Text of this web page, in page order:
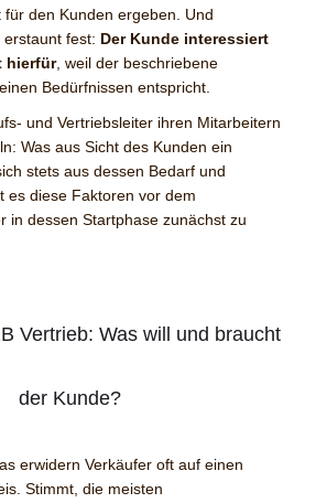
den Kunden ergeben. Und
fest: Der Kunde interessiert
hierfür, weil der beschriebene
Bedürfnissen entspricht.
und Vertriebsleiter ihren Mitarbeitern
Was aus Sicht des Kunden ein
stets aus dessen Bedarf und
es diese Faktoren vor dem
in dessen Startphase zunächst zu
Vertrieb: Was will und braucht
der Kunde?
erwidern Verkäufer oft auf einen
Stimmt, die meisten